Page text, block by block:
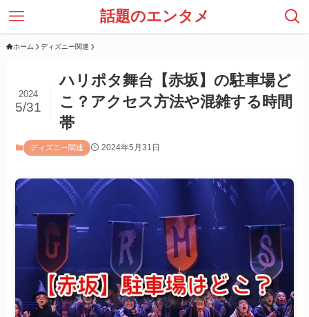
話題のエンタメ
ホーム ディズニー関連
ハリポタ舞台【赤坂】の駐車場ど
こ？アクセス方法や混雑する時間
帯
2024
5/31
ディズニー関連 2024年5月31日